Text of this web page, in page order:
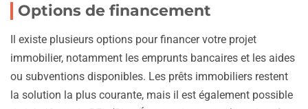
Options de financement
Il existe plusieurs options pour financer votre projet
immobilier, notamment les emprunts bancaires et les aides
ou subventions disponibles. Les prêts immobiliers restent
la solution la plus courante, mais il est également possible